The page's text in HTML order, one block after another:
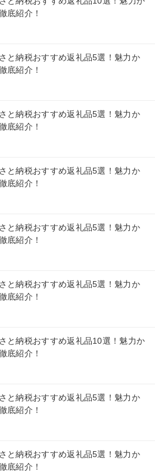
底紹介！
と納税おすすめ返礼品5選！魅力か
底紹介！
と納税おすすめ返礼品5選！魅力か
底紹介！
と納税おすすめ返礼品5選！魅力か
底紹介！
と納税おすすめ返礼品5選！魅力か
底紹介！
と納税おすすめ返礼品5選！魅力か
底紹介！
と納税おすすめ返礼品10選！魅力か
底紹介！
と納税おすすめ返礼品5選！魅力か
底紹介！
と納税おすすめ返礼品5選！魅力か
底紹介！